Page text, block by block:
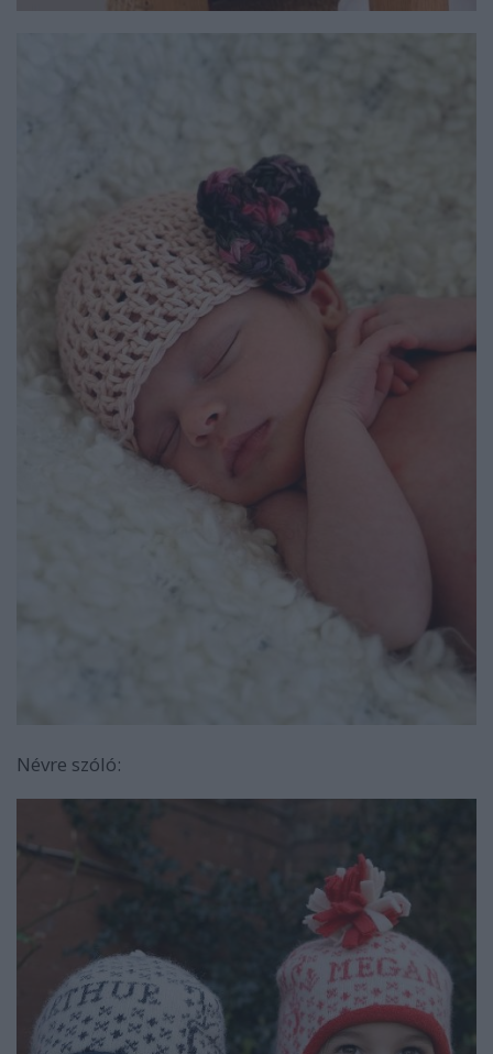
Névre szóló: